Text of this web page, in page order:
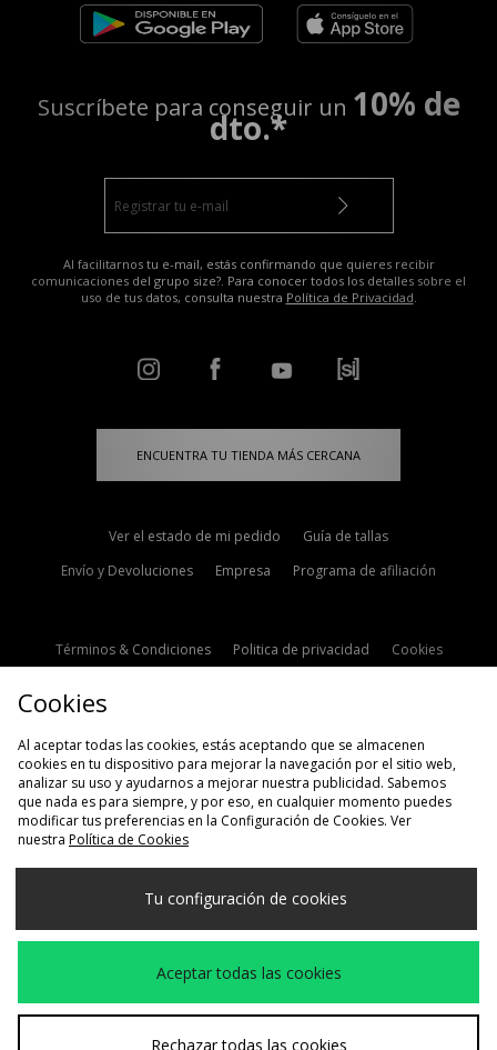
Suscríbete para conseguir un 10% de
dto.*
Al facilitarnos tu e-mail, estás confirmando que quieres recibir
comunicaciones del grupo size?. Para conocer todos los detalles sobre el
uso de tus datos, consulta nuestra Política de Privacidad.
ENCUENTRA TU TIENDA MÁS CERCANA
Ver el estado de mi pedido
Guía de tallas
Envío y Devoluciones
Empresa Programa de afiliación
Términos & Condiciones Politica de privacidad
Cookies
Selecciona País
España
Aceptamos las siguientes formas de pago
Visita nuestra página corporativa en www.jdplc.com
Cookies
Al aceptar todas las cookies, estás aceptando que se almacenen
cookies en tu dispositivo para mejorar la navegación por el sitio web,
analizar su uso y ayudarnos a mejorar nuestra publicidad. Sabemos
que nada es para siempre, y por eso, en cualquier momento puedes
modificar tus preferencias en la Configuración de Cookies. Ver
nuestra Política de Cookies
Tu configuración de cookies
Aceptar todas las cookies
Rechazar todas las cookies